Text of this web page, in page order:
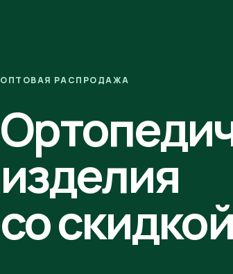
ОПТОВАЯ РАСПРОДАЖА
изделия
со